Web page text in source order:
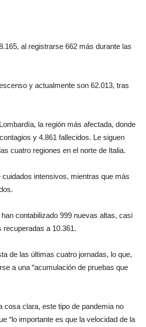
al registrarse 662 más durante las
y actualmente son 62.013, tras
la región más afectada, donde
y 4.861 fallecidos. Le siguen
cuatro regiones en el norte de Italia.
intensivos, mientras que más
contabilizado 999 nuevas altas, casi
recuperadas a 10.361.
de las últimas cuatro jornadas, lo que,
a una “acumulación de pruebas que
cosa clara, este tipo de pandemia no
“lo importante es que la velocidad de la